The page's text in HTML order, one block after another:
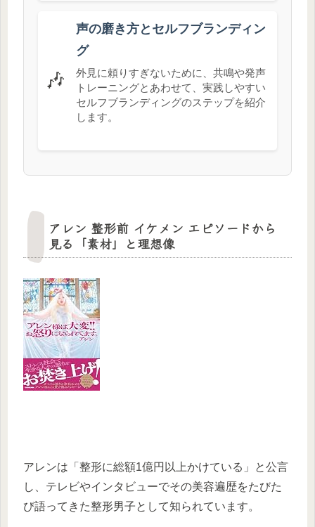
🎶
声の磨き方とセルフブランディン
グ
外見に頼りすぎないために、共鳴や発声
トレーニングとあわせて、実践しやすい
セルフブランディングのステップを紹介
します。
アレン 整形前 イケメン エピソードから
見る「素材」と理想像
アレンは「整形に総額1億円以上かけている」と公言
し、テレビやインタビューでその美容遍歴をたびた
び語ってきた整形男子として知られています。